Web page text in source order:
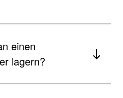
einen
lagern?